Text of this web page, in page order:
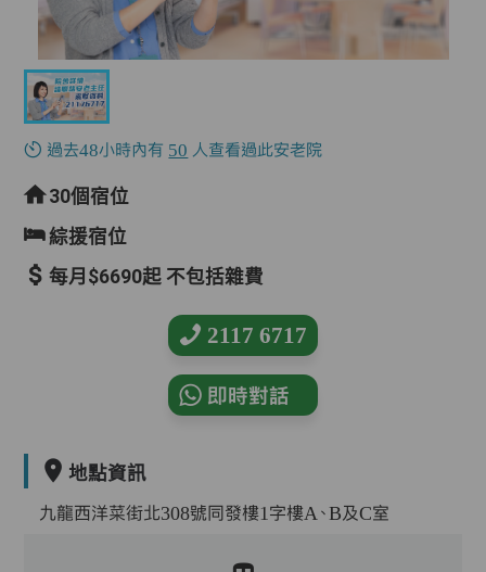
過去48小時內有 50 人查看過此安老院
30個宿位
綜援宿位
每月$6690起 不包括雜費
2117 6717
即時對話
地點資訊
九龍西洋菜街北308號同發樓1字樓A、B及C室